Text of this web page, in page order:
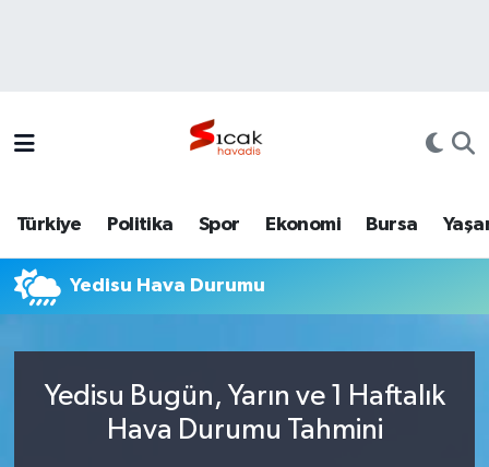
Türkiye Politika Spor Ekonomi Bursa
Yedisu Hava Durumu
Yedisu Bugün, Yarın ve 1 Haftalık
Hava Durumu Tahmini
Türkiye
Haber Arşivi